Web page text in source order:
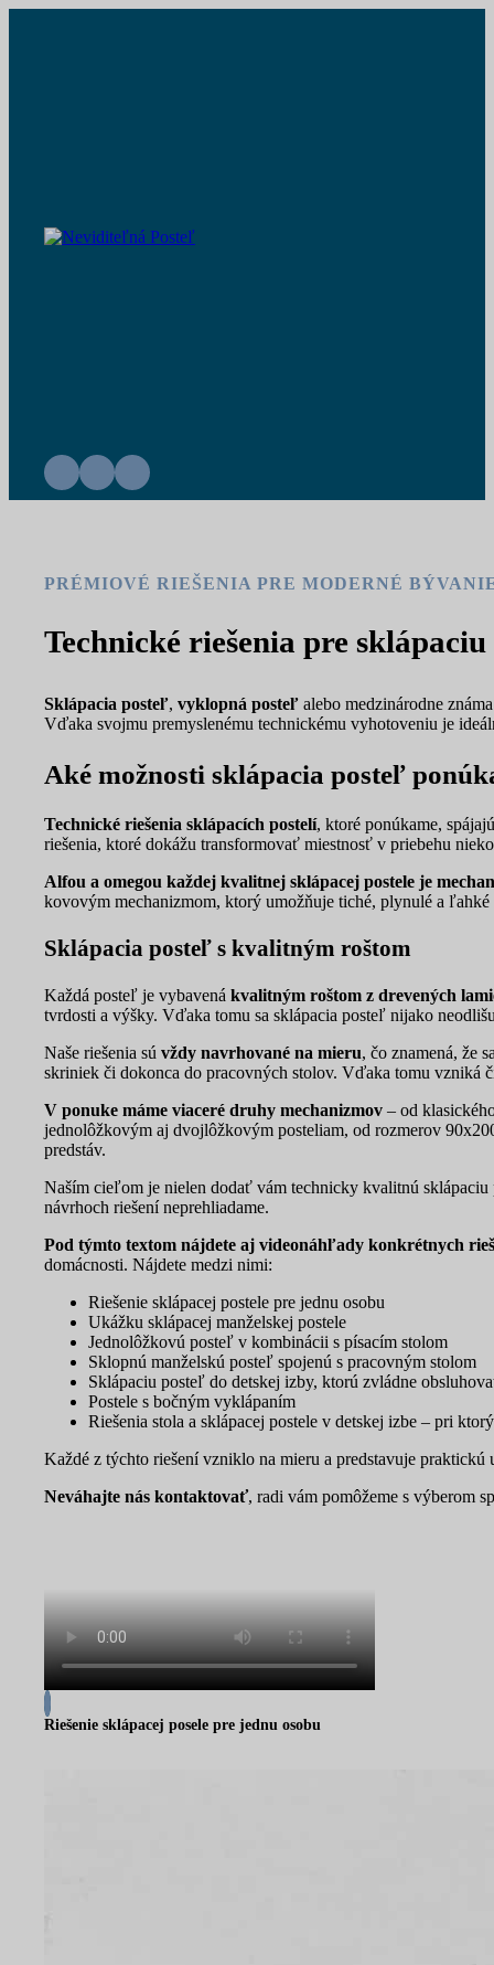
PRÉMIOVÉ RIEŠENIA PRE MODERNÉ
Technické riešenia pre
Sklápacia posteľ, vyklopná posteľ alebo medzinárodne
Vďaka svojmu premyslenému technickému vyhotoveniu je
Aké možnosti sklápacia posteľ
Technické riešenia sklápacích postelí, ktoré ponúkame,
riešenia, ktoré dokážu transformovať miestnosť v priebehu
Alfou a omegou každej kvalitnej sklápacej postele je
kovovým mechanizmom, ktorý umožňuje tiché, plynulé a
Sklápacia posteľ s kvalitným roštom
Každá posteľ je vybavená kvalitným roštom z drevených
tvrdosti a výšky. Vďaka tomu sa sklápacia posteľ nijako
Naše riešenia sú vždy navrhované na mieru, čo znamená, že
skriniek či dokonca do pracovných stolov. Vďaka tomu vzniká
V ponuke máme viaceré druhy mechanizmov – od
jednolôžkovým aj dvojlôžkovým posteliam, od rozmerov
predstáv.
Naším cieľom je nielen dodať vám technicky kvalitnú
návrhoch riešení neprehliadame.
Pod týmto textom nájdete aj videonáhľady konkrétnych
domácnosti. Nájdete medzi nimi:
Riešenie sklápacej postele pre jednu osobu
Ukážku sklápacej manželskej postele
Jednolôžkovú posteľ v kombinácii s písacím stolom
Sklopnú manželskú posteľ spojenú s pracovným stolom
Sklápaciu posteľ do detskej izby, ktorú zvládne
Postele s bočným vyklápaním
Riešenia stola a sklápacej postele v detskej izbe – pri
Každé z týchto riešení vzniklo na mieru a predstavuje
Neváhajte nás kontaktovať, radi vám pomôžeme s výberom
Riešenie sklápacej posele pre jednu osobu